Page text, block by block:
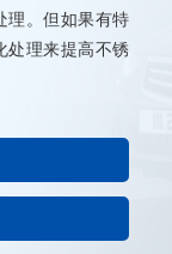
理。但如果有特
处理来提高不锈